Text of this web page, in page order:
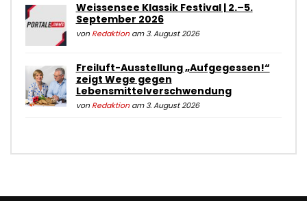
Weissensee Klassik Festival | 2.–5.
September 2026
von Redaktionam 3. August 2026
Freiluft-Ausstellung „Aufgegessen!“
zeigt Wege gegen
Lebensmittelverschwendung
von Redaktionam 3. August 2026